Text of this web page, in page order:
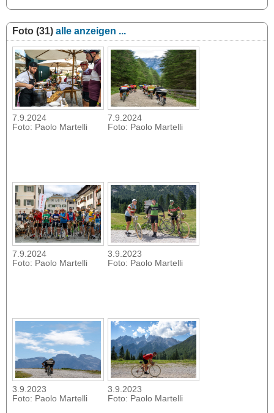
Foto (31) alle anzeigen ...
7.9.2024
Foto: Paolo Martelli
7.9.2024
Foto: Paolo Martelli
7.9.2024
Foto: Paolo Martelli
3.9.2023
Foto: Paolo Martelli
3.9.2023
Foto: Paolo Martelli
3.9.2023
Foto: Paolo Martelli